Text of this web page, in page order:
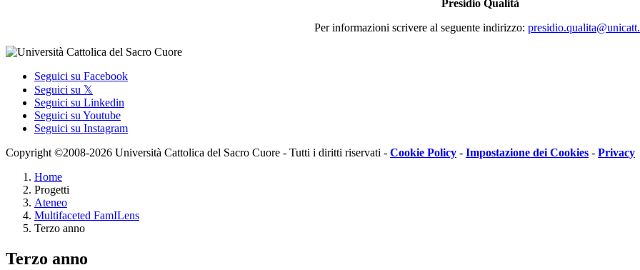
Presidio Qualità
Per informazioni scrivere al seguente indirizzo:
Seguici su Facebook
Seguici su 𝕏
Seguici su Linkedin
Seguici su Youtube
Seguici su Instagram
Copyright ©2008-2026 Università Cattolica del Sacro Cuore - Tutti i diritti riservati - Cookie Policy - Impostazione dei Cookies - Privacy
Home
Progetti
Ateneo
Multifaceted FamILens
Terzo anno
Terzo anno